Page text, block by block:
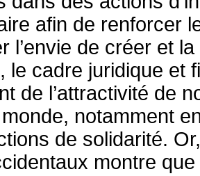
afin de renforcer
l’envie de créer et
le cadre juridique et
de l’attractivité de
notamment
de solidarité.
montre